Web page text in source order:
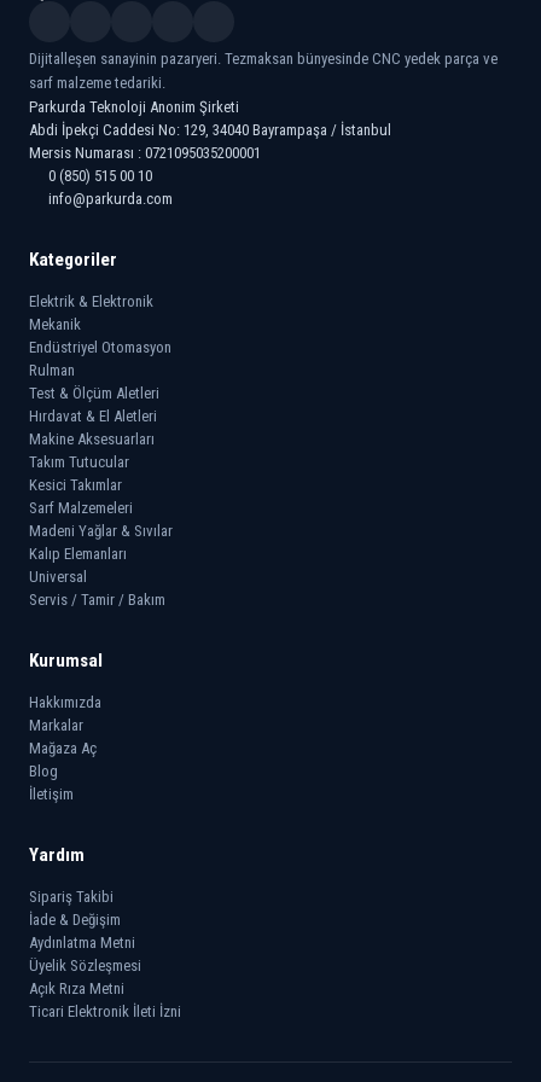
Dijitalleşen sanayinin pazaryeri. Tezmaksan bünyesinde CNC yedek parça ve
sarf malzeme tedariki.
Parkurda Teknoloji Anonim Şirketi
Abdi İpekçi Caddesi No: 129, 34040 Bayrampaşa / İstanbul
Mersis Numarası : 0721095035200001
0 (850) 515 00 10
info@parkurda.com
Kategoriler
Elektrik & Elektronik
Mekanik
Endüstriyel Otomasyon
Rulman
Test & Ölçüm Aletleri
Hırdavat & El Aletleri
Makine Aksesuarları
Takım Tutucular
Kesici Takımlar
Sarf Malzemeleri
Madeni Yağlar & Sıvılar
Kalıp Elemanları
Universal
Servis / Tamir / Bakım
Kurumsal
Hakkımızda
Markalar
Mağaza Aç
Blog
İletişim
Yardım
Sipariş Takibi
İade & Değişim
Aydınlatma Metni
Üyelik Sözleşmesi
Açık Rıza Metni
Ticari Elektronik İleti İzni